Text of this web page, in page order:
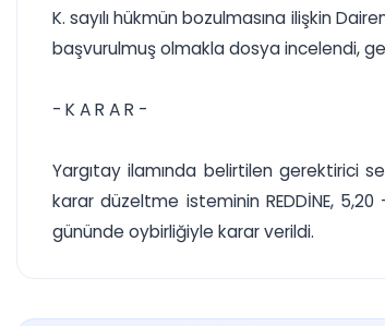
K. sayılı hükmün bozulmasına ilişkin
başvurulmuş olmakla dosya incelendi,
- K A R A R -
Yargıtay ilamında belirtilen gerektirici
karar düzeltme isteminin REDDİNE,
gününde oybirliğiyle karar verildi.